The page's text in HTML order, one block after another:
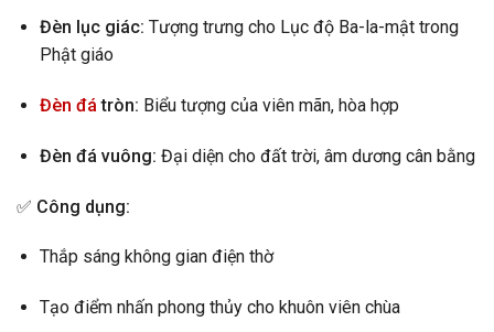
Đèn lục giác: Tượng trưng cho Lục độ Ba-la-mật trong
Phật giáo
Đèn đá tròn: Biểu tượng của viên mãn, hòa hợp
Đèn đá vuông: Đại diện cho đất trời, âm dương cân bằng
✅ Công dụng:
Thắp sáng không gian điện thờ
Tạo điểm nhấn phong thủy cho khuôn viên chùa